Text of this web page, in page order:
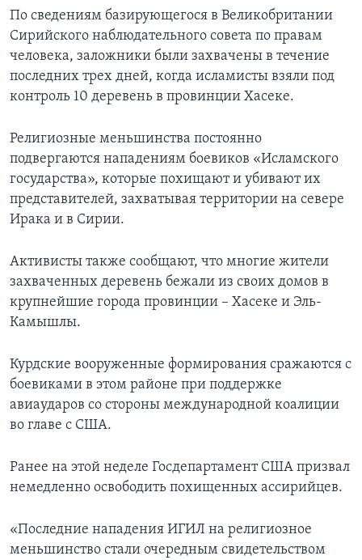
По сведениям базирующегося в Великобритании
Сирийского наблюдательного совета по правам
человека, заложники были захвачены в течение
последних трех дней, когда исламисты взяли под
контроль 10 деревень в провинции Хасеке.
Религиозные меньшинства постоянно
подвергаются нападениям боевиков «Исламского
государства», которые похищают и убивают их
представителей, захватывая территории на севере
Ирака и в Сирии.
Активисты также сообщают, что многие жители
захваченных деревень бежали из своих домов в
крупнейшие города провинции – Хасеке и Эль-
Камышлы.
Курдские вооруженные формирования сражаются с
боевиками в этом районе при поддержке
авиаударов со стороны международной коалиции
во главе с США.
Ранее на этой неделе Госдепартамент США призвал
немедленно освободить похищенных ассирийцев.
«Последние нападения ИГИЛ на религиозное
меньшинство стали очередным свидетельством